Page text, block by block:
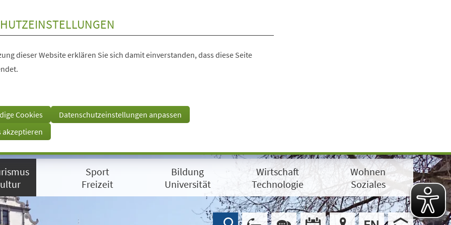
dieser Website erklären Sie sich damit einverstanden, dass diese Seite
Cookies
Datenschutzeinstellungen anpassen
akzeptieren
Sport
Freizeit
Bildung
Universität
Wirtschaft
Technologie
Wohnen
Soziales